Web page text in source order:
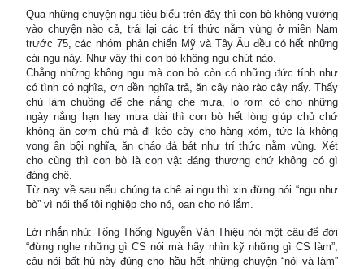
Qua những chuyện ngu tiêu biểu trên đây thì con bò không vướng
vào chuyện nào cả, trái lại các trí thức nằm vùng ở miền Nam
trước 75, các nhóm phản chiến Mỹ và Tây Âu đều có hết những
cái ngu này. Như vậy thì con bò không ngu chút nào.
Chẳng những không ngu mà con bò còn có những đức tính như
có tình có nghĩa, ơn đền nghĩa trả, ăn cây nào rào cây nấy. Thấy
chủ làm chuồng để che nắng che mưa, lo rơm cỏ cho những
ngày nắng hạn hay mưa dài thì con bò hết lòng giúp chủ chứ
không ăn cơm chủ mà đi kéo cày cho hàng xóm, tức là không
vong ân bội nghĩa, ăn cháo đá bát như trí thức nằm vùng. Xét
cho cùng thì con bò là con vật đáng thương chứ không có gì
đáng chê.
Từ nay về sau nếu chúng ta chê ai ngu thì xin đừng nói “ngu như
bò” vì nói thế tội nghiệp cho nó, oan cho nó lắm.
Lời nhắn nhủ: Tổng Thống Nguyễn Văn Thiệu nói một câu để đời
“đừng nghe những gì CS nói mà hãy nhìn kỹ những gì CS làm”,
câu nói bất hủ này đúng cho hầu hết những chuyện “nói và làm”